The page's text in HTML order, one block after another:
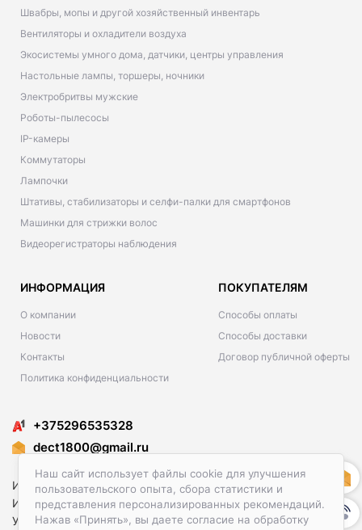
Наш сайт использует файлы cookie для улучшения
пользовательского опыта, сбора статистики и
представления персонализированных рекомендаций.
Нажав «Принять», вы даете согласие на обработку
Швабры, мопы и другой хозяйственный инвентарь
Вентиляторы и охладители воздуха
Экосистемы умного дома, датчики, центры управления
Настольные лампы, торшеры, ночники
Электробритвы мужские
Роботы-пылесосы
IP-камеры
Коммутаторы
Лампочки
Штативы, стабилизаторы и селфи-палки для смартфонов
Машинки для стрижки волос
Видеорегистраторы наблюдения
ИНФОРМАЦИЯ
О компании
Новости
Контакты
Политика конфиденциальности
ПОКУПАТЕЛЯМ
Способы оплаты
Способы доставки
Договор публичной оферты
+375296535328
dect1800@gmail.ru
Интернет-магазин 1ye.by
ИП Сикаченко Максим Павлович
УНП 101476581